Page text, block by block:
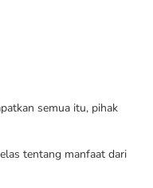
semua itu, pihak
tentang manfaat dari